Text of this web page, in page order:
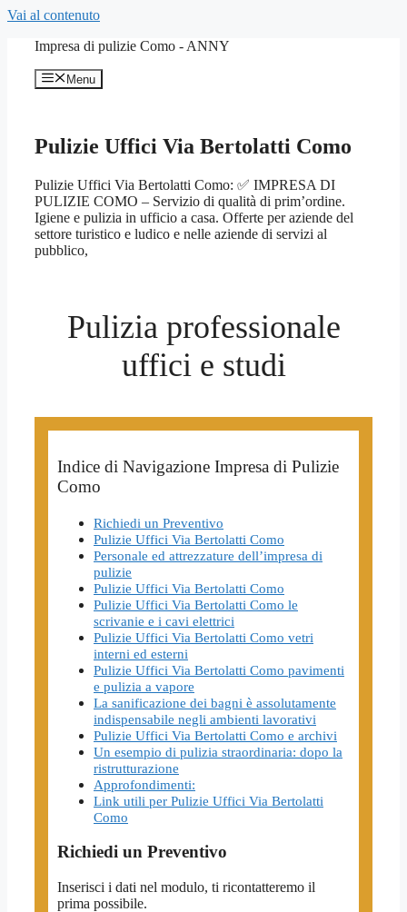
Vai al contenuto
Impresa di pulizie Como - ANNY
Menu
Pulizie Uffici Via Bertolatti Como
Pulizie Uffici Via Bertolatti Como: ✅ IMPRESA DI
PULIZIE COMO – Servizio di qualità di prim’ordine.
Igiene e pulizia in ufficio a casa. Offerte per aziende del
settore turistico e ludico e nelle aziende di servizi al
pubblico,
Pulizia professionale
uffici e studi
Indice di Navigazione Impresa di Pulizie
Como
Richiedi un Preventivo
Pulizie Uffici Via Bertolatti Como
Personale ed attrezzature dell’impresa di
pulizie
Pulizie Uffici Via Bertolatti Como
Pulizie Uffici Via Bertolatti Como le
scrivanie e i cavi elettrici
Pulizie Uffici Via Bertolatti Como vetri
interni ed esterni
Pulizie Uffici Via Bertolatti Como pavimenti
e pulizia a vapore
La sanificazione dei bagni è assolutamente
indispensabile negli ambienti lavorativi
Pulizie Uffici Via Bertolatti Como e archivi
Un esempio di pulizia straordinaria: dopo la
ristrutturazione
Approfondimenti:
Link utili per Pulizie Uffici Via Bertolatti
Como
Richiedi un Preventivo
Inserisci i dati nel modulo, ti ricontatteremo il
prima possibile.